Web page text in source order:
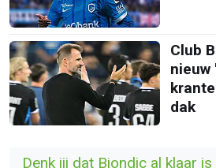
Club
nieuw
dak
Denk jij dat Biondic al klaar